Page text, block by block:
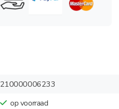
210000006233
op voorraad